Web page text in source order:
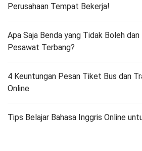
Perusahaan Tempat Bekerja!
Apa Saja Benda yang Tidak Boleh
Pesawat Terbang?
4 Keuntungan Pesan Tiket Bus dan
Online
Tips Belajar Bahasa Inggris Online